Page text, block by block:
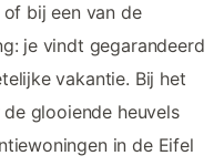
bij een van de
je vindt gegarandeerd
vakantie. Bij het
glooiende heuvels
in de Eifel